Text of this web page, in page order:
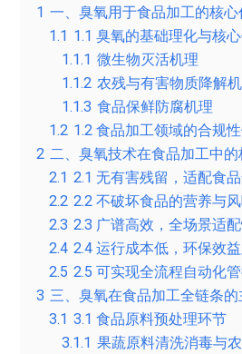
1 一、臭氧用于食品加工的核
1.1 1.1 臭氧的基础理化与核
1.1.1 微生物灭活机理
1.1.2 农残与有害物质降解
1.1.3 食品保鲜防腐机理
1.2 1.2 食品加工领域的合规
2 二、臭氧技术在食品加工中
2.1 2.1 无有害残留，适配食
2.2 2.2 不破坏食品的营养与
2.3 2.3 广谱高效，全场景适
2.4 2.4 运行成本低，环保效
2.5 2.5 可实现全流程自动化
3 三、臭氧在食品加工全链条
3.1 3.1 食品原料预处理环节
3.1.1 果蔬原料清洗消毒与